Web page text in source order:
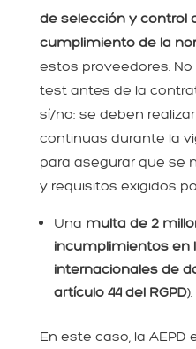
de selección y control
cumplimiento de la
estos proveedores.
test antes de la
sí/no: se deben
continuas durante la
para asegurar que se
y requisitos exigidos
Una multa de 2
incumplimientos en
internacionales de
artículo 44 del RGPD).
En este caso, la AEPD